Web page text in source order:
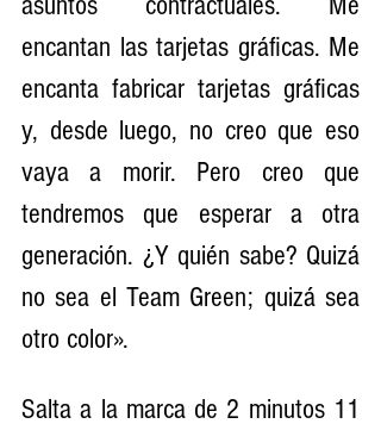
encantan las tarjetas gráficas. Me
encanta fabricar tarjetas gráficas
y, desde luego, no creo que eso
vaya a morir. Pero creo que
tendremos que esperar a otra
generación. ¿Y quién sabe? Quizá
no sea el Team Green; quizá sea
otro color».
Salta a la marca de 2 minutos 11